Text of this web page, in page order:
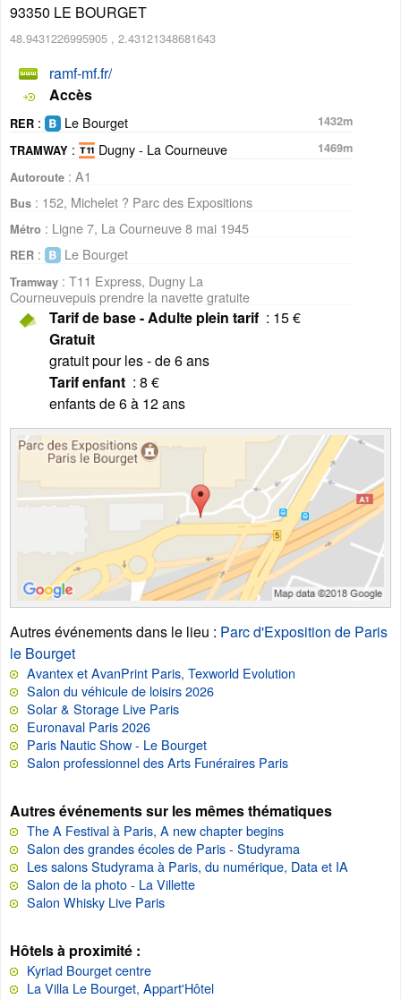
93350 LE BOURGET
48.9431226995905 , 2.43121348681643
ramf-mf.fr/
Accès
RER : Le Bourget
1432m
TRAMWAY : Dugny - La Courneuve
1469m
Autoroute : A1
Bus : 152, Michelet ? Parc des Expositions
Métro : Ligne 7, La Courneuve 8 mai 1945
RER : Le Bourget
Tramway : T11 Express, Dugny La
Courneuvepuis prendre la navette gratuite
Tarif de base - Adulte plein tarif : 15 €
Gratuit
gratuit pour les - de 6 ans
Tarif enfant : 8 €
enfants de 6 à 12 ans
Autres événements dans le lieu : Parc d'Exposition de Paris
le Bourget
Avantex et AvanPrint Paris, Texworld Evolution
Salon du véhicule de loisirs 2026
Solar & Storage Live Paris
Euronaval Paris 2026
Paris Nautic Show - Le Bourget
Salon professionnel des Arts Funéraires Paris
Autres événements sur les mêmes thématiques
The A Festival à Paris, A new chapter begins
Salon des grandes écoles de Paris - Studyrama
Les salons Studyrama à Paris, du numérique, Data et IA
Salon de la photo - La Villette
Salon Whisky Live Paris
Hôtels à proximité :
Kyriad Bourget centre
La Villa Le Bourget, Appart'Hôtel